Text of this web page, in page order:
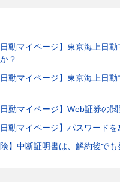
日動マイページ】東京海上日
？
日動マイページ】東京海上日
日動マイページ】Web証券の
日動マイページ】パスワード
険】中断証明書は、解約後で